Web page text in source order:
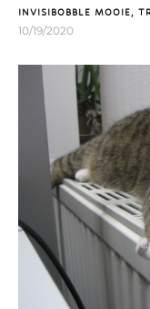
INVISIBOBBLE MOOIE,
10/19/2020